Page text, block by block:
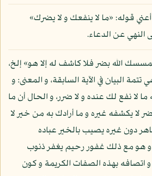
أعني قوله: «ما لا ينفعك و لا يضرك»
عن الدعاء.
الله بضر فلا كاشف له إلا هو» إلخ،
البيان في الآية السابقة، و المعنى: و
ما لا نفع لك عنده و لا ضرر، و الحال أن ما
لا يكشفه غيره و ما أرادك به من خير لا
دون غيره يصيب بالخير عباده
و هو مع ذلك غفور رحيم يغفر ذنوب
اتصافه بهذه الصفات الكريمة و كون